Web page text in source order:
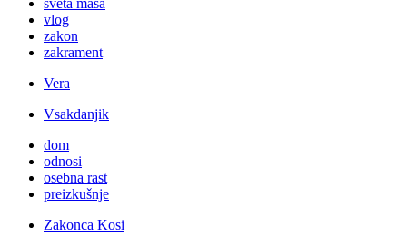
sveta maša
vlog
zakon
zakrament
Vera
Vsakdanjik
dom
odnosi
osebna rast
preizkušnje
Zakonca Kosi